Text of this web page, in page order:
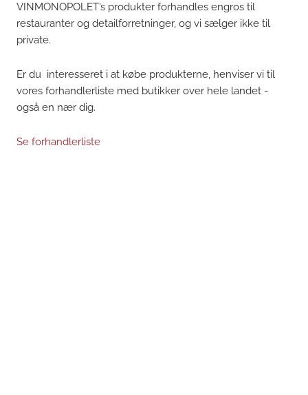
VINMONOPOLET’s produkter forhandles engros til
restauranter og detailforretninger, og vi sælger ikke til
private.
Er du interesseret i at købe produkterne, henviser vi til
vores forhandlerliste med butikker over hele landet -
også en nær dig.
Se forhandlerliste